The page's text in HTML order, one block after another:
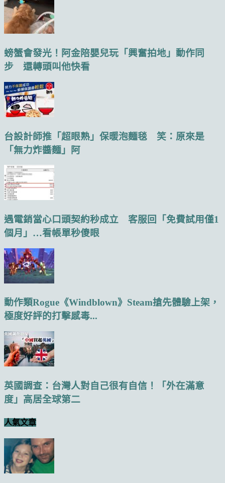
螃蟹會發光！阿金陪嬰兒玩「興奮拍地」動作同
步 還轉頭叫他快看
台設計師推「超眼熟」保暖泡麵毯 笑：原來是
「無力炸醬麵」阿
遇電銷當心口頭契約秒成立 客服回「免費試用僅1
個月」…看帳單秒傻眼
動作類Rogue《Windblown》Steam搶先體驗上架，
極度好評的打擊感毒...
英國調查：台灣人對自己很有自信！「外在滿意
度」高居全球第二
人氣文章